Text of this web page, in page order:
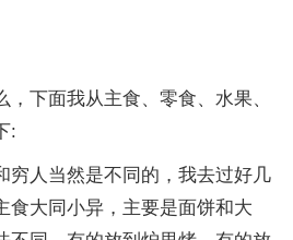
，下面我从主食、零食、水果、
:
穷人当然是不同的，我去过好几
食大同小异，主要是面饼和大